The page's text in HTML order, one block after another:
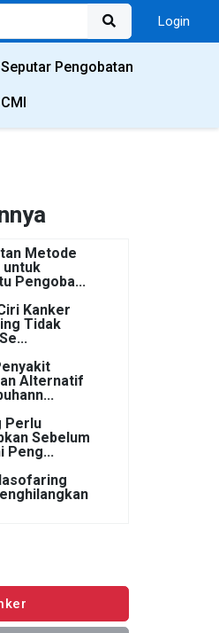
Login
Seputar Pengobatan
CMI
Metode
untuk
Pengoba...
Kanker
Tidak
Alternatif
Perlu
Sebelum
Peng...